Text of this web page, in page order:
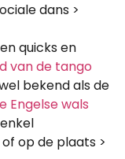
dans >
quicks en
van de tango
bekend als de
Engelse wals
op de plaats >